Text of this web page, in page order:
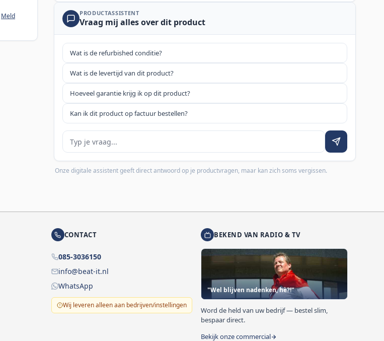
Meld
PRODUCTASSISTENT
Vraag mij alles over dit product
Wat is de refurbished conditie?
Wat is de levertijd van dit product?
Hoeveel garantie krijg ik op dit product?
Kan ik dit product op factuur bestellen?
Je vraag
Onze digitale assistent geeft direct antwoord op je productvragen, maar kan zich soms vergissen.
CONTACT
085-3036150
info@beat-it.nl
WhatsApp
Wij leveren alleen aan bedrijven/instellingen
BEKEND VAN RADIO & TV
"Wel blijven nadenken, hè?!"
Word de held van uw bedrijf — bestel slim,
bespaar direct.
Bekijk onze commercial